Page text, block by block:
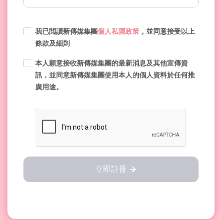
我已閲讀新傳媒集團個人私隱政策 ，並同意接受以上
條款及細則
本人願意接收新傳媒集團的最新消息及其他宣傳資
訊，並同意新傳媒集團使用本人的個人資料於任何推
廣用途。
立即註冊